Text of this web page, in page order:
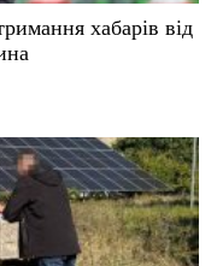
хабарів від